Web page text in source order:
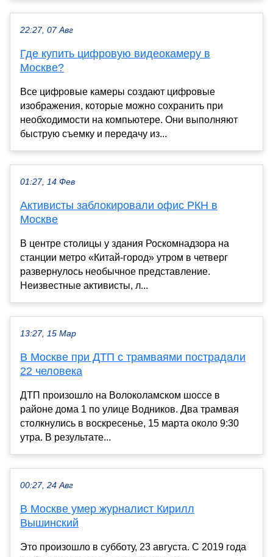
22:27, 07 Авг
Где купить цифровую видеокамеру в
Москве?
Все цифровые камеры создают цифровые
изображения, которые можно сохранить при
необходимости на компьютере. Они выполняют
быструю съемку и передачу из...
01:27, 14 Фев
Активисты заблокировали офис РКН в
Москве
В центре столицы у здания Роскомнадзора на
станции метро «Китай-город» утром в четверг
развернулось необычное представление.
Неизвестные активисты, л...
13:27, 15 Мар
В Москве при ДТП с трамваями пострадали
22 человека
ДТП произошло на Волоколамском шоссе в
районе дома 1 по улице Водников. Два трамвая
столкнулись в воскресенье, 15 марта около 9:30
утра. В результате...
00:27, 24 Авг
В Москве умер журналист Кирилл
Вышинский
Это произошло в субботу, 23 августа. С 2019 года